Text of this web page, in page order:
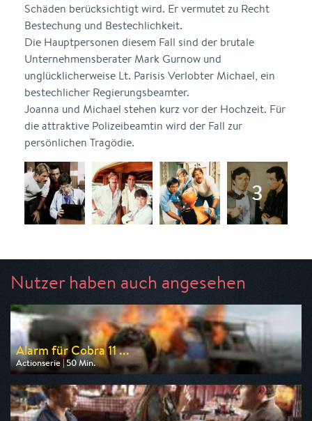
Schäden berücksichtigt wird. Er vermutet zu Recht
Bestechung und Bestechlichkeit.
Die Hauptpersonen diesem Fall sind der brutale
Unternehmensberater Mark Gurnow und
unglücklicherweise Lt. Parisis Verlobter Michael, ein
bestechlicher Regierungsbeamter.
Joanna und Michael stehen kurz vor der Hochzeit. Für
die attraktive Polizeibeamtin wird der Fall zur
persönlichen Tragödie.
Nutzer haben auch angesehen
Alarm für Cobra 11 ...
Actionserie | 50 Min.
Ausgestrahlt von RTLup
am 09.08.2026, 20:15